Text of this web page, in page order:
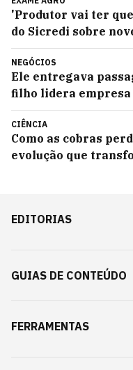
'Produtor vai ter
do Sicredi sobre
NEGÓCIOS
Ele entregava
filho lidera empresa
CIÊNCIA
Como as cobras
evolução que
EDITORIAS
GUIAS DE CONTEÚDO
FERRAMENTAS